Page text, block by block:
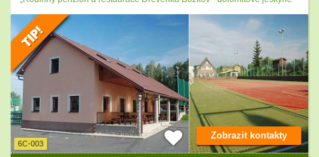
6C-003
Zobrazit kontakty